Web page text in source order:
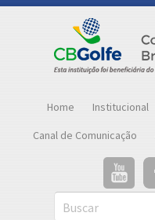
Home Institucional
Canal de Comunicação
Buscar